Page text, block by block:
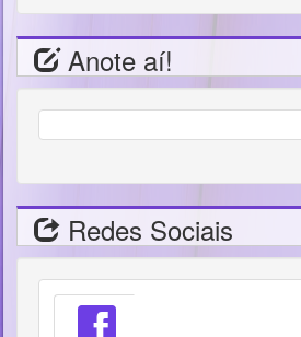
Anote aí!
Redes Sociais